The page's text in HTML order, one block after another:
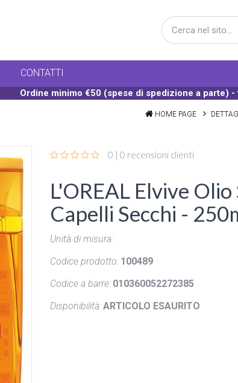
CONTATTI
Ordine minimo €50 (spese di spedizione a parte)
HOME PAGE
0 | 0 recensioni clienti
L'OREAL Elvive
Capelli Secchi -
Unità di misura:
Codice prodotto: 100489
Codice a barre: 010360052272385
Disponibilità:ARTICOLO ESAURITO